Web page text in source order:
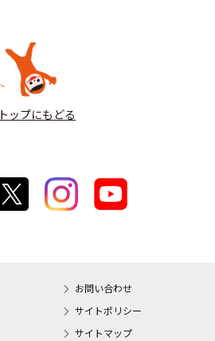
トップにもどる
お問い合わせ
サイトポリシー
サイトマップ